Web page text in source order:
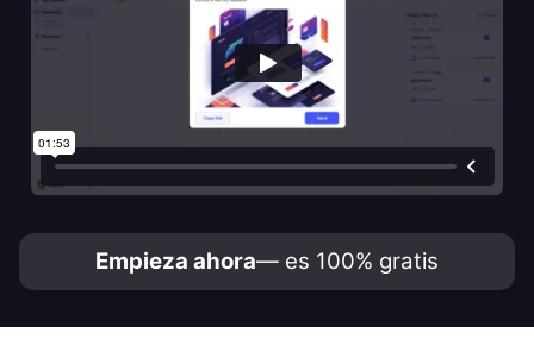
Empieza ahora— es 100% gratis